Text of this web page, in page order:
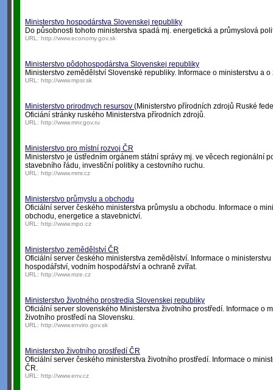
Ministerstvo hospodárstva Slovenskej republiky
Do působnosti tohoto ministerstva spadá mj. energetická a průmyslová
URL: http://www.economy.gov.sk
Ministerstvo pôdohospodárstva Slovenskej republiky
Ministerstvo zemědělství Slovenské republiky. Informace o ministerstvu a
URL: http://www.mpsr.sk
Ministerstvo prirodnych resursov (Ministerstvo přírodních zdrojů Ruské
Oficiání stránky ruského Ministerstva přírodních zdrojů.
URL: http://www.mnr.gov.ru
Ministerstvo pro místní rozvoj ČR
Ministerstvo je ústředním orgánem státní správy mj. ve věcech regionální
stavebního řádu, investiční politiky a cestovního ruchu.
URL: http://www.mmr.cz
Ministerstvo průmyslu a obchodu
Oficiální server českého ministerstva průmyslu a obchodu. Informace o
obchodu, energetice a stavebnictví.
URL: http://www.mpo.cz
Ministerstvo zemědělství ČR
Oficiální server českého ministerstva zemědělství. Informace o
hospodářství, vodním hospodářství a ochraně zvířat.
URL: http://www.mze.cz
Ministerstvo životného prostredia Slovenskej republiky
Oficiální server slovenského Ministerstva životního prostředí. Informace o
životního prostředí na Slovensku.
URL: http://www.enviro.gov.sk
Ministerstvo životního prostředí ČR
Oficiální server českého ministerstva životního prostředí. Informace o
ČR.
URL: http://www.env.cz